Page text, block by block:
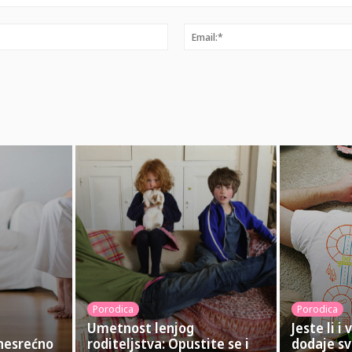
Ime:*
Porodica
Umetnost lenjog
roditeljstva: Opustite se i
Porodica
Jeste li i
dodaje